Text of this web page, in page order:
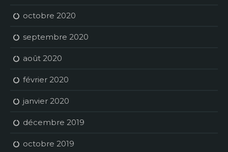
octobre 2020
septembre 2020
août 2020
février 2020
janvier 2020
décembre 2019
octobre 2019